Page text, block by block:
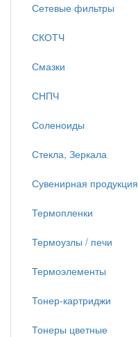
Сетевые фильтры
СКОТЧ
Смазки
СНПЧ
Соленоиды
Стекла, Зеркала
Сувенирная продукция
Термопленки
Термоузлы / печи
Термоэлементы
Тонер-картриджи
Тонеры цветные